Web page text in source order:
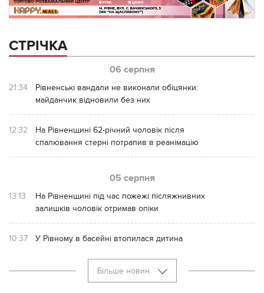
СТРІЧКА
06 серпня
21:34
Рівненські вандали не виконали обіцянки:
майданчик відновили без них
12:32
На Рівненщині 62-річний чоловік після
спалювання стерні потрапив в реанімацію
05 серпня
13:13
На Рівненщині під час пожежі післяжнивних
залишків чоловік отримав опіки
10:37 У Рівному в басейні втопилася дитина
Більше новин